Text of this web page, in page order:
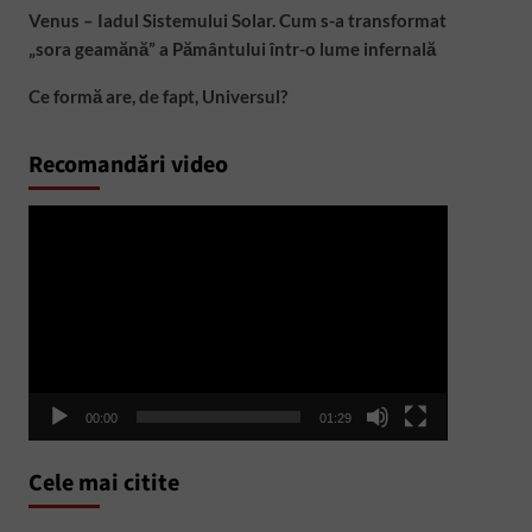
Venus – Iadul Sistemului Solar. Cum s-a transformat
„sora geamănă” a Pământului într-o lume infernală
Ce formă are, de fapt, Universul?
Recomandări video
00:00 01:29
Cele mai citite